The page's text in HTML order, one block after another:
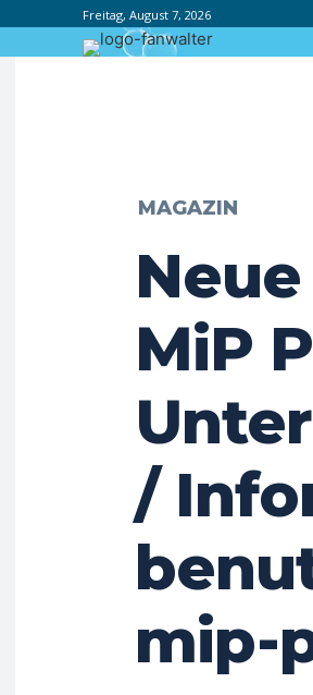
Freitag, August 7, 2026
MAGAZIN
MiP
/
mip-